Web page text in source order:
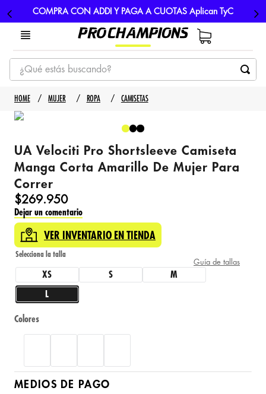
COMPRA CON ADDI Y PAGA A CUOTAS Aplican TyC
¿Qué estás buscando?
TÉRMINOS MÁS BUSCADOS
1
3. nike
4 . guayos
5. gorras
MUJER ROPA CAMISETAS
UA Velociti Pro Shortsleeve Camiseta
Manga Corta Amarillo De Mujer Para
Correr
$269.950
Dejar un comentario
VER INVENTARIO EN TIENDA
Guía de tallas
XS S M
L
Colores
MEDIOS DE PAGO